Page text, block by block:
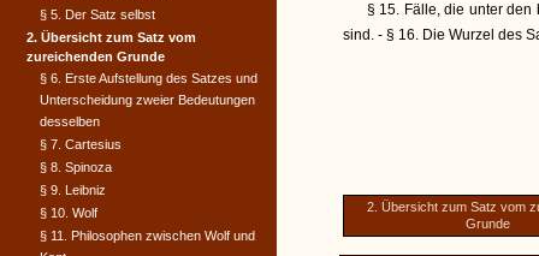
§ 15. Fälle, die unter den
sind. - § 16. Die Wurzel des
2. Übersicht zum Satz vom
Grunde
§ 5. Der Satz selbst
2. Übersicht zum Satz vom
zureichenden Grunde
§ 6. Erste Aufstellung des Satzes und
Unterscheidung zweier Bedeutungen
desselben
§ 7. Cartesius
§ 8. Spinoza
§ 9. Leibniz
§ 10. Wolf
§ 11. Philosophen zwischen Wolf und